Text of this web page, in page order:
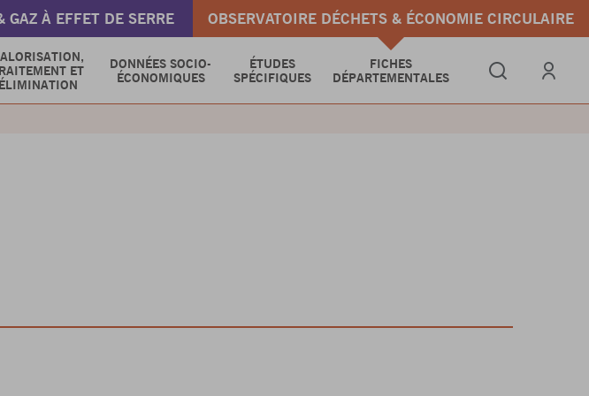
GAZ À EFFET DE SERRE OBSERVATOIRE DÉCHETS & ÉCONOMIE CIRCULAIRE
ET
ÉLIMINATION
DONNÉES SOCIO-
ÉCONOMIQUES
ÉTUDES
SPÉCIFIQUES
FICHES
DÉPARTEMENTALES